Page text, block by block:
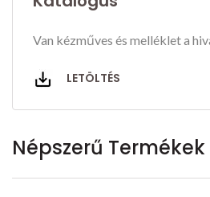
Van kézműves és melléklet a
LETÖLTÉS
Népszerű Termékek